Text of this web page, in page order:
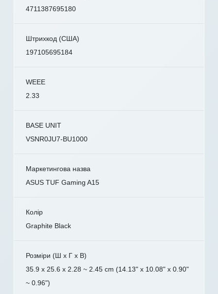
4711387695180
Штрихкод (США)
197105695184
WEEE
2.33
BASE UNIT
VSNR0JU7-BU1000
Маркетингова назва
ASUS TUF Gaming A15
Колір
Graphite Black
Розміри (Ш x Г x В)
35.9 x 25.6 x 2.28 ~ 2.45 cm (14.13" x 10.08" x 0.90"
~ 0.96")